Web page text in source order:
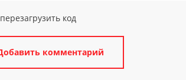
перезагрузить код